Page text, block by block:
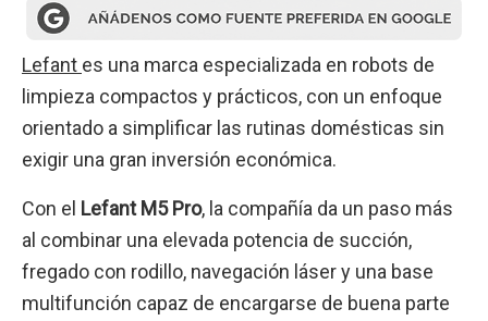
Lefant es una marca especializada en robots de
limpieza compactos y prácticos, con un enfoque
orientado a simplificar las rutinas domésticas sin
exigir una gran inversión económica.
Con el Lefant M5 Pro, la compañía da un paso más
al combinar una elevada potencia de succión,
fregado con rodillo, navegación láser y una base
multifunción capaz de encargarse de buena parte